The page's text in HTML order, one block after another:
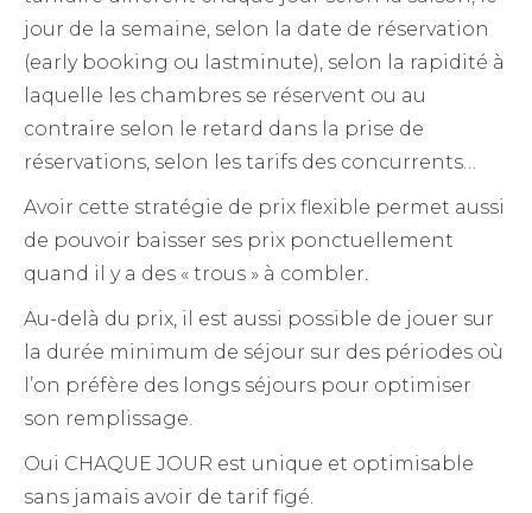
jour de la semaine, selon la date de réservation
(early booking ou lastminute), selon la rapidité à
laquelle les chambres se réservent ou au
contraire selon le retard dans la prise de
réservations, selon les tarifs des concurrents…
Avoir cette stratégie de prix flexible permet aussi
de pouvoir baisser ses prix ponctuellement
quand il y a des « trous » à combler.
Au-delà du prix, il est aussi possible de jouer sur
la durée minimum de séjour sur des périodes où
l’on préfère des longs séjours pour optimiser
son remplissage.
Oui CHAQUE JOUR est unique et optimisable
sans jamais avoir de tarif figé.